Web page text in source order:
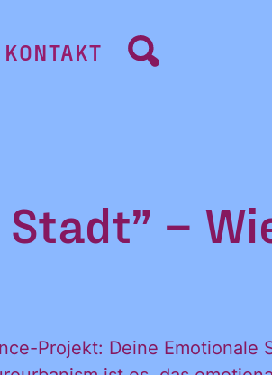
KONTAKT
–
Projekt: Deine Emotionale